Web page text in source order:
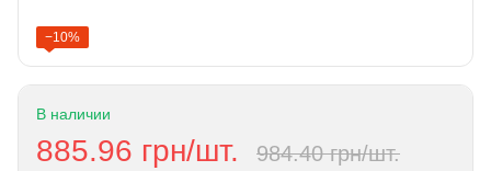
−10%
В наличии
885.96 грн/шт. 984.40 грн/шт.